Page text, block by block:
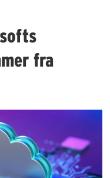
fra